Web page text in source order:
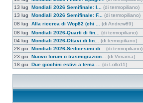
13 lug Mondiali 2026 Semifinale: I... (di termopiliano)
13 lug Mondiali 2026 Semifinale: F... (di termopiliano)
08 lug Alla ricerca di Wop82 (chi ... (di Andrew89)
08 lug Mondiali 2026-Quarti di fin... (di termopiliano)
04 lug Mondiali 2026-Ottavi di fin... (di termopiliano)
28 giu Mondiali 2026-Sedicesimi di... (di termopiliano)
23 giu Nuovo forum o trasmigrazion... (di Vimarna)
18 giu Due giochini estivi a tema ... (di Lollo11)